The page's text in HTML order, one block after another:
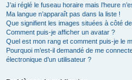
J’ai réglé le fuseau horaire mais l’heure
Ma langue n’apparaît pas dans la liste !
Que signifient les images situées à côté
Comment puis-je afficher un avatar ?
Quel est mon rang et comment puis-je le
Pourquoi m’est-il demandé de me
électronique d’un utilisateur ?